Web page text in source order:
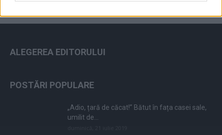
ALEGEREA EDITORULUI
POSTĂRI POPULARE
„Adio, țară de căcat!” Bătut în fața casei sale,
umilit de...